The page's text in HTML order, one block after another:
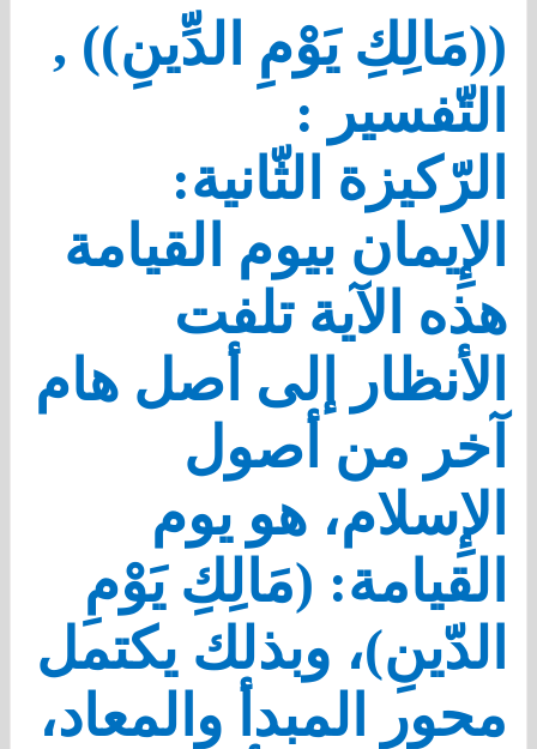
((مَالِكِ يَوْمِ الدِّينِ)) ,
التّفسير :
الرّكيزة الثّانية:
الإِيمان بيوم القيامة
هذه الآية تلفت
الأنظار إلى أصل هام
آخر من أصول
الإِسلام، هو يوم
القيامة: (مَالِكِ يَوْمِ
الدّينِ)، وبذلك يكتمل
محور المبدأ والمعاد،